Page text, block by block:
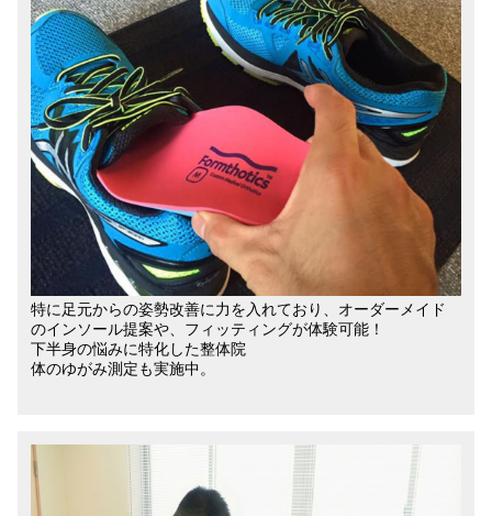
特に足元からの姿勢改善に力を入れており、オーダーメイド
のインソール提案や、フィッティングが体験可能！
下半身の悩みに特化した整体院
体のゆがみ測定も実施中。